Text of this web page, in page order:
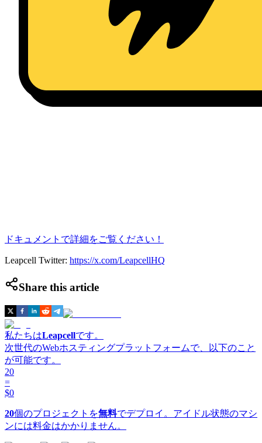
ドキュメントで詳細をご覧ください！
Leapcell Twitter: https://x.com/LeapcellHQ
Share this article
私たちはLeapcellです。
次世代のWebホスティングプラットフォームで、以下のこと
が可能です。
20
=
$0
20個のプロジェクトを無料でデプロイ。アイドル状態のマシ
ンには料金はかかりません。